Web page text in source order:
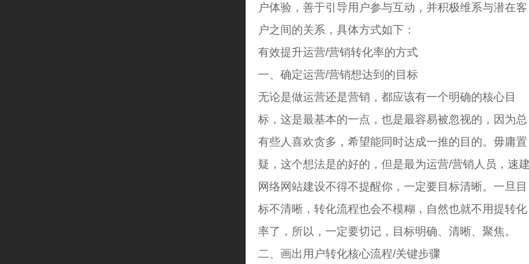
户体验，善于引导用户参与互动，并积极维系与潜在客
户之间的关系，具体方式如下：
有效提升运营/营销转化率的方式
一、确定运营/营销想达到的目标
无论是做运营还是营销，都应该有一个明确的核心目
标，这是最基本的一点，也是最容易被忽视的，因为总
有些人喜欢贪多，希望能同时达成一推的目的。毋庸置
疑，这个想法是的好的，但是最为运营/营销人员，速
网络网站建设不得不提醒你，一定要目标清晰。一旦目
标不清晰，转化流程也会不模糊，自然也就不用提转化
率了，所以，一定要切记，目标明确、清晰、聚焦。
二、画出用户转化核心流程/关键步骤